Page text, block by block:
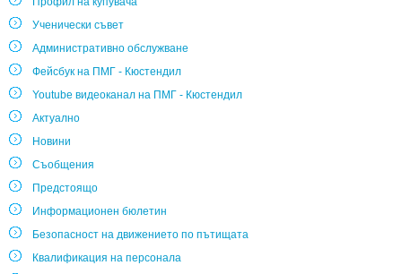
Ученически съвет
Административно обслужване
Фейсбук на ПМГ - Кюстендил
Youtube видеоканал на ПМГ - Кюстендил
Актуално
Новини
Съобщения
Предстоящо
Информационен бюлетин
Безопасност на движението по пътищата
Квалификация на персонала